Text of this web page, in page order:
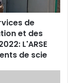
de
et des
L'ARSE
de scie